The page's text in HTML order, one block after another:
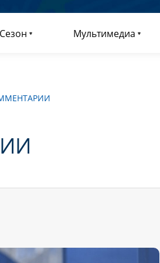
Сезон Мультимедиа